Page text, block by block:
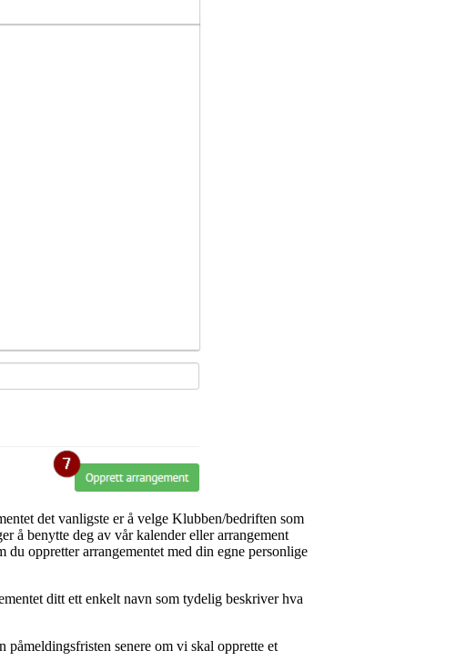
det vanligste er å velge Klubben/bedriften som
å benytte deg av vår kalender eller arrangement
oppretter arrangementet med din egne personlige
ditt ett enkelt navn som tydelig beskriver hva
senere om vi skal opprette et